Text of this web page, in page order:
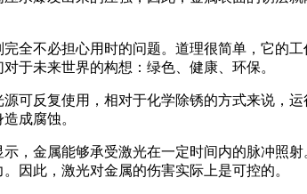
全不必担心用时的问题。道理很简单，它
于未来世界的构想：绿色、健康、环保。
可反复使用，相对于化学除锈的方式来说，
成腐蚀。
，金属能够承受激光在一定时间内的脉冲照
因此，激光对金属的伤害实际上是可控的。